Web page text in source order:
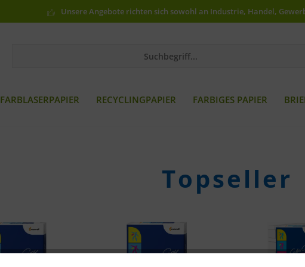
Unsere Angebote richten sich sowohl an Industrie, Handel,
FARBLASERPAPIER RECYCLINGPAPIER FARBIGES PAPIER
Topseller